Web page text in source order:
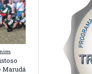
Marudá